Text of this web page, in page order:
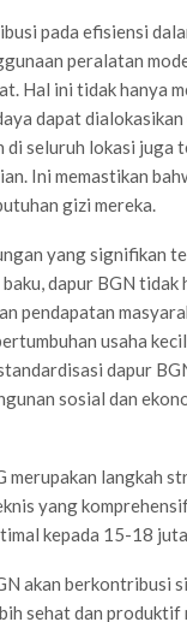
pada efisiensi
peralatan
Hal ini tidak hanya
dapat
seluruh lokasi juga
Ini memastikan
gizi mereka.
yang signifikan
dapur BGN
pendapatan
usaha
dapur
sosial dan
langkah
yang
kepada 15-18
akan berkontribusi
sehat dan